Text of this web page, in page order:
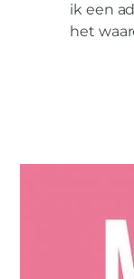
ik een
het